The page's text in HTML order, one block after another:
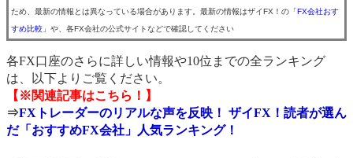
ため、最新の情報とは異なっている場合があります。最新の情報はザイFX！の 「FX会社おす
すめ比較」 や、各FX会社の公式サイトなどで確認してください
各FX口座のさらに詳しい情報や10位までの全ランキング
は、以下よりご覧ください。
【※関連記事はこちら！】
⇒FXトレーダーのリアルな声を反映！ ザイFX！読者が選ん
だ「おすすめFX会社」人気ランキング！